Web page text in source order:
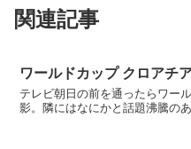
関連記事
ワールドカップ クロアチ
テレビ朝日の前を通ったらワー
影。隣にはなにかと話題沸騰の